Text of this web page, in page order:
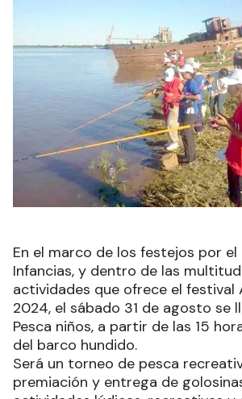
En el marco de los festejos por el
Infancias, y dentro de las
actividades que ofrece el festival
2024, el sábado 31 de agosto se
Pesca niños, a partir de las 15
del barco hundido.
Será un torneo de pesca
premiación y entrega de